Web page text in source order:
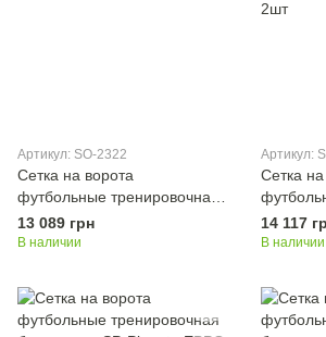
Артикул: SO-2322
Сетка на ворота
футбольные тренировочная
безузловая SP-Planeta ЕВРО
SO-2322 2,6х7,5м 2шт
13 089 грн
В наличии
Артикул:
Сетка
ЭЛИТ 1
14 117
В наличии